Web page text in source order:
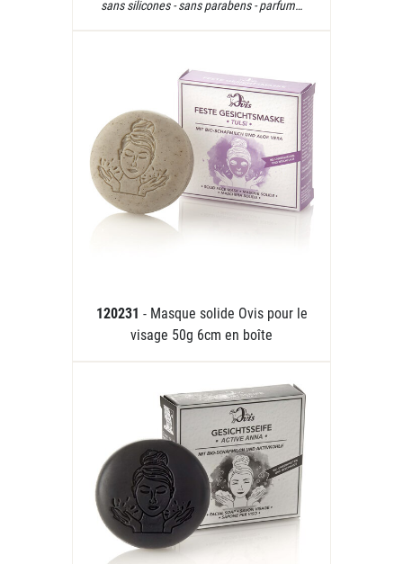
sans silicones - sans parabens - parfum…
120231 - Masque solide Ovis pour le
visage 50g 6cm en boîte